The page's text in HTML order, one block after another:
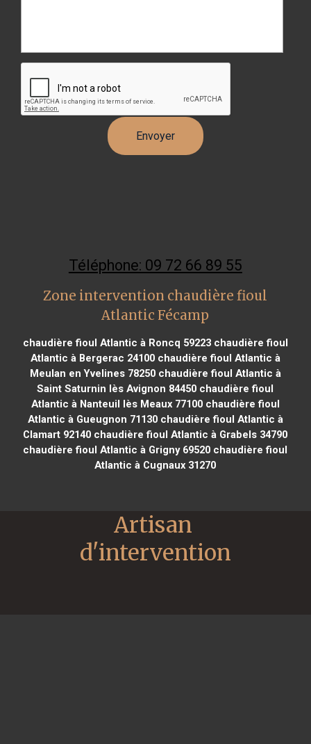
Téléphone: 09 72 66 89 55
Zone intervention chaudière fioul
Atlantic Fécamp
chaudière fioul Atlantic à Roncq 59223chaudière fioul
Atlantic à Bergerac 24100chaudière fioul Atlantic à
Meulan en Yvelines 78250chaudière fioul Atlantic à
Saint Saturnin lès Avignon 84450 chaudière fioul
Atlantic à Nanteuil lès Meaux 77100chaudière fioul
Atlantic à Gueugnon 71130chaudière fioul Atlantic à
Clamart 92140 chaudière fioul Atlantic à Grabels 34790
chaudière fioul Atlantic à Grigny 69520 chaudière fioul
Atlantic à Cugnaux 31270
Artisan
d'intervention